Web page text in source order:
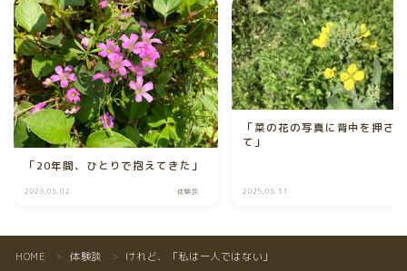
「20年間、ひとりで抱えてきた」
2026.05.02 体験談
「菜の花の写真に背中を押され
て」
2025.05.31
HOME ＞ 体験談 ＞ けれど、「私は一人ではない」